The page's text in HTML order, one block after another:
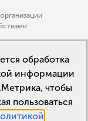
обработка
информации
чтобы
пользоваться